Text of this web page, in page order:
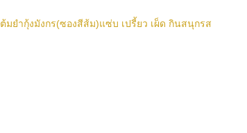
ยำกุ้งมังกร(ซองสีส้ม)แซ่บ เปรี้ยว เผ็ด กินสนุกรส